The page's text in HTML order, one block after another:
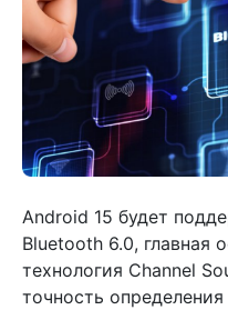
Android 15 будет
Bluetooth 6.0, главная
технология Channel
точность